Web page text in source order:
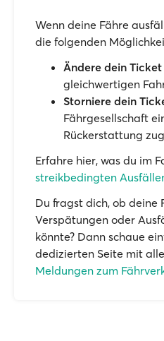
Wenn deine Fähre
die folgenden
Ändere dein Ticket
gleichwertigen
Storniere dein
Fährgesellschaft
Rückerstattung
Erfahre hier, was du im
streikbedingten
Du fragst dich, ob deine
Verspätungen oder
könnte? Dann schaue
dedizierten Seite mit
Meldungen zum